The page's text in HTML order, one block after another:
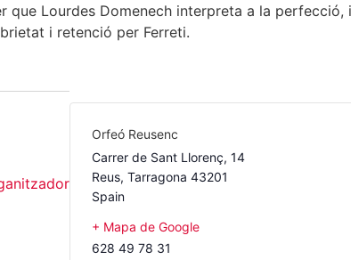
que Lourdes Domenech interpreta a la
i retenció per Ferreti.
Orfeó Reusenc
Carrer de Sant Llorenç, 14
Reus, Tarragona 43201
Spain
+ Mapa de Google
628 49 78 31